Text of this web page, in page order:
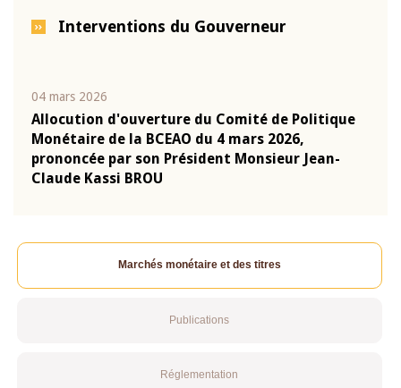
Interventions du Gouverneur
04 mars 2026
Allocution d'ouverture du Comité de Politique
Monétaire de la BCEAO du 4 mars 2026,
prononcée par son Président Monsieur Jean-
Claude Kassi BROU
Marchés monétaire et des titres
Publications
Réglementation